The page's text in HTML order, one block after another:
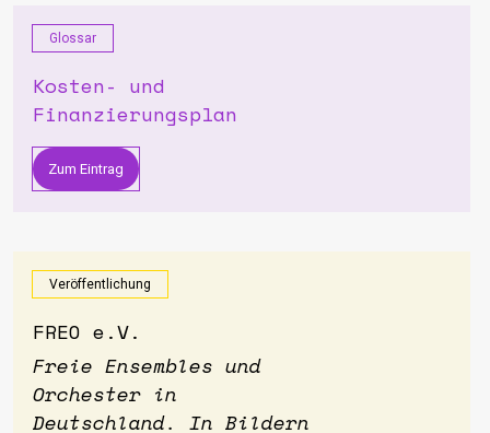
Glossar
Kosten- und
Finanzierungsplan
Zum Eintrag
Veröffentlichung
FREO e.V.
Freie Ensembles und
Orchester in
Deutschland. In Bildern